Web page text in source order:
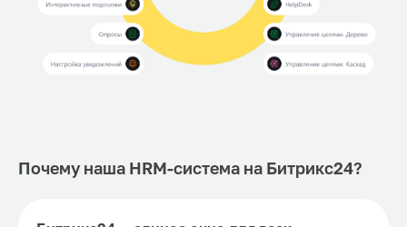
Почему наша HRM-система на Битрикс24?